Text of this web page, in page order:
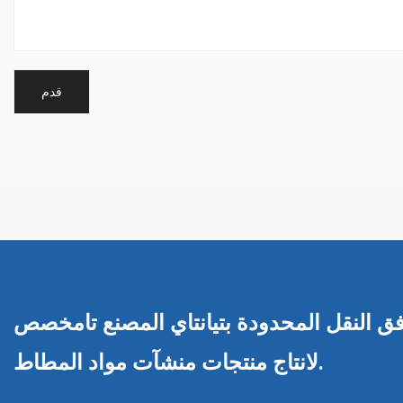
النقل المحدودة بتيانتاي المصنع تامخصص
لانتاج منتجات منشآت مواد المطاط.